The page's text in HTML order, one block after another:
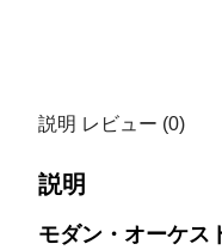
説明 レビュー (0)
説明
モダン・オーケス